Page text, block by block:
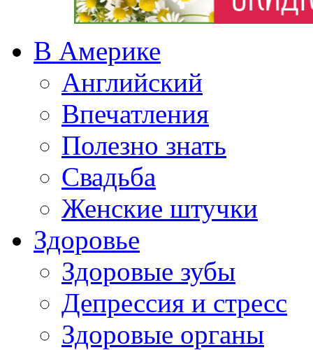
В Америке
Английский
Впечатления
Полезно знать
Свадьба
Женские штучки
Здоровье
Здоровые зубы
Депрессия и стресс
Здоровые органы